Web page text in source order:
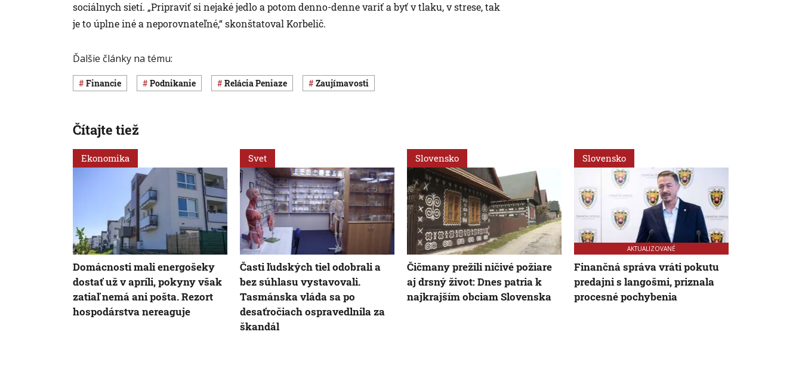
sociálnych sietí. „Pripraviť si nejaké jedlo a potom denno-denne variť a byť v tlaku, v strese, tak
je to úplne iné a neporovnateľné,“ skonštatoval Korbelič.
Ďalšie články na tému:
Financie Podnikanie relácia Peniaze Zaujímavosti
Čítajte tiež
Ekonomika
Domácnosti mali energošeky
dostať už v apríli, pokyny však
zatiaľ nemá ani pošta. Rezort
hospodárstva nereaguje
Svet
Časti ľudských tiel odobrali a
bez súhlasu vystavovali.
Tasmánska vláda sa po
desaťročiach ospravedlnila za
škandál
Slovensko
Čičmany prežili ničivé požiare
aj drsný život: Dnes patria k
najkrajším obciam Slovenska
Slovensko
AKTUALIZOVANÉ
Finančná správa vráti pokutu
predajni s langošmi, priznala
procesné pochybenia